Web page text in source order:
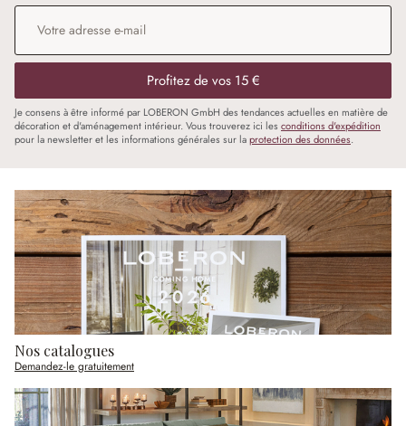
Adresse e-mail
Profitez de vos 15 €
Je consens à être informé par LOBERON GmbH des tendances actuelles en matière de
décoration et d'aménagement intérieur. Vous trouverez ici les conditions d'expédition
pour la newsletter et les informations générales sur laprotection des données.
Nos catalogues
Demandez-le gratuitement